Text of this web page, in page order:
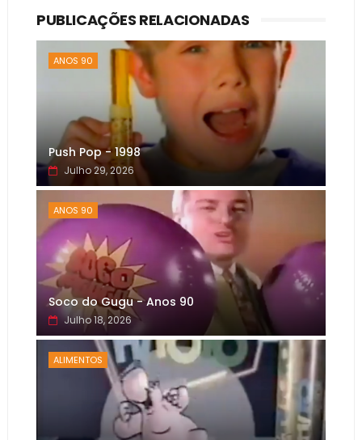
PUBLICAÇÕES RELACIONADAS
ANOS 90
Push Pop - 1998
Julho 29, 2026
ANOS 90
Soco do Gugu - Anos 90
Julho 18, 2026
ALIMENTOS